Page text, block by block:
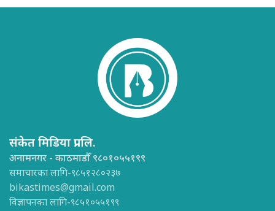
संकेत मिडिया प्रा.लि.
अनामनगर - काठमाडौँ ९८०१०५५१९९
समाचारका लागि-९८५१२८०२३७
bikastimes@gmail.com
विज्ञापनका लागि-९८५१०५५१९९